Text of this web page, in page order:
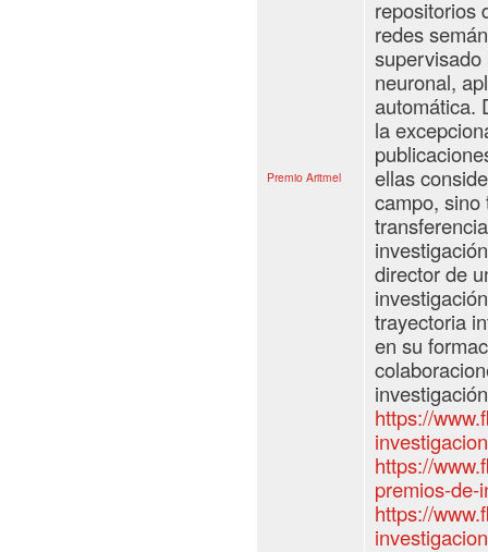
Premio Aritmel
repositorios
redes
supervisado
neuronal,
automática.
la
ellas
campo, sino
director de
trayectoria
en su
https://
https://
premios-de-
https://